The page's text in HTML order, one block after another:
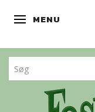
SKIFTE
MENU